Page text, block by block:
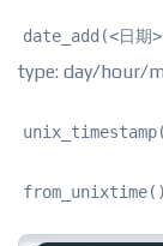
date_add(<日
type: day/hour/
from_unixtime()